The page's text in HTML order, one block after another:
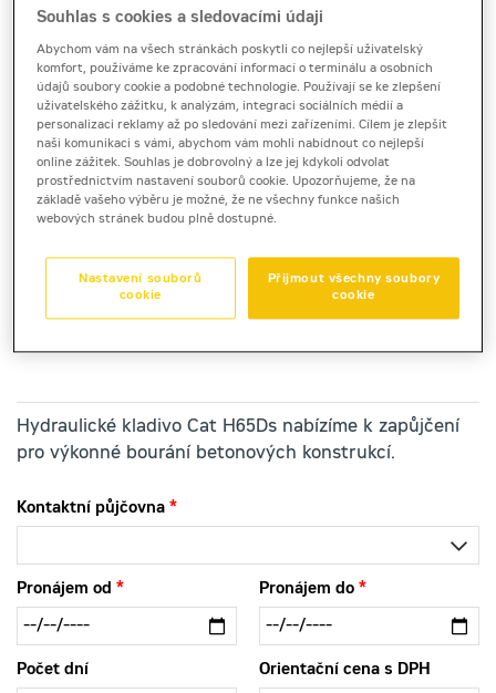
1 - 22 dnů
2 920 Kč bez DPH
3 533 Kč s DPH
23 a více dnů
2 590 Kč bez DPH
3 133 Kč s DPH
Kauce
hydraulické kladivo
Hydraulické kladivo Cat H65Ds nabízíme k zapůjčení
pro výkonné bourání betonových konstrukcí.
Kontaktní půjčovna
Pronájem od Pronájem do
Počet dní Orientační cena s DPH
Souhlas s cookies a sledovacími údaji
Abychom vám na všech stránkách poskytli co nejlepší uživatelský
komfort, používáme ke zpracování informací o terminálu a osobních
údajů soubory cookie a podobné technologie. Používají se ke zlepšení
uživatelského zážitku, k analýzám, integraci sociálních médií a
personalizaci reklamy až po sledování mezi zařízeními. Cílem je zlepšit
naši komunikaci s vámi, abychom vám mohli nabídnout co nejlepší
online zážitek. Souhlas je dobrovolný a lze jej kdykoli odvolat
prostřednictvím nastavení souborů cookie. Upozorňujeme, že na
základě vašeho výběru je možné, že ne všechny funkce našich
webových stránek budou plně dostupné.
Přijmout všechny soubory
cookie
Nastavení souborů
cookie